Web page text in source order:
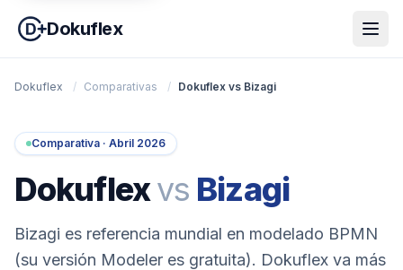
Dokuflex
Dokuflex / Comparativas / Dokuflex vs Bizagi
Comparativa · Abril 2026
Dokuflexvs Bizagi
Bizagi es referencia mundial en modelado BPMN
(su versión Modeler es gratuita). Dokuflex va más